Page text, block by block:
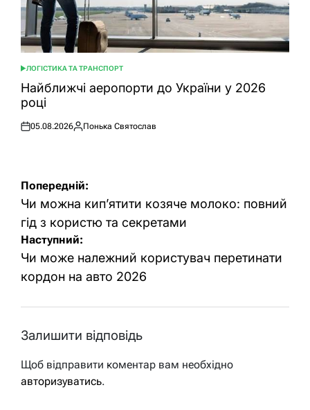
ОПУБЛІКУВАТИ
У
ЛОГІСТИКА ТА ТРАНСПОРТ
Найближчі аеропорти до України у 2026
році
Оприлюднено
05.08.2026
Опубліковано
Понька Святослав
Навігація
записів
Попередній:
Чи можна кип’ятити козяче молоко: повний
гід з користю та секретами
Наступний:
Чи може належний користувач перетинати
кордон на авто 2026
Залишити відповідь
Щоб відправити коментар вам необхідно
авторизуватись.